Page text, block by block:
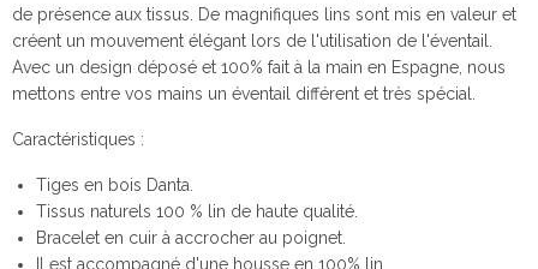
de présence aux tissus. De magnifiques lins sont mis en valeur et
créent un mouvement élégant lors de l'utilisation de l'éventail.
Avec un design déposé et 100% fait à la main en Espagne, nous
mettons entre vos mains un éventail différent et très spécial.
Caractéristiques :
Tiges en bois Danta.
Tissus naturels 100 % lin de haute qualité.
Bracelet en cuir à accrocher au poignet.
Il est accompagné d'une housse en 100% lin